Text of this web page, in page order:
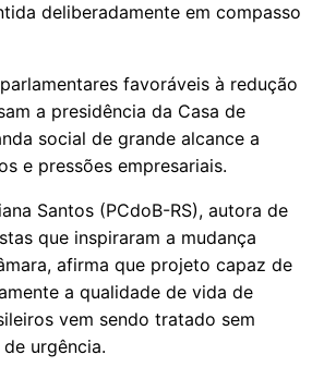
deliberadamente em compasso
favoráveis à redução
a presidência da Casa de
social de grande alcance a
e pressões empresariais.
Santos (PCdoB-RS), autora de
que inspiraram a mudança
afirma que projeto capaz de
a qualidade de vida de
vem sendo tratado sem
urgência.